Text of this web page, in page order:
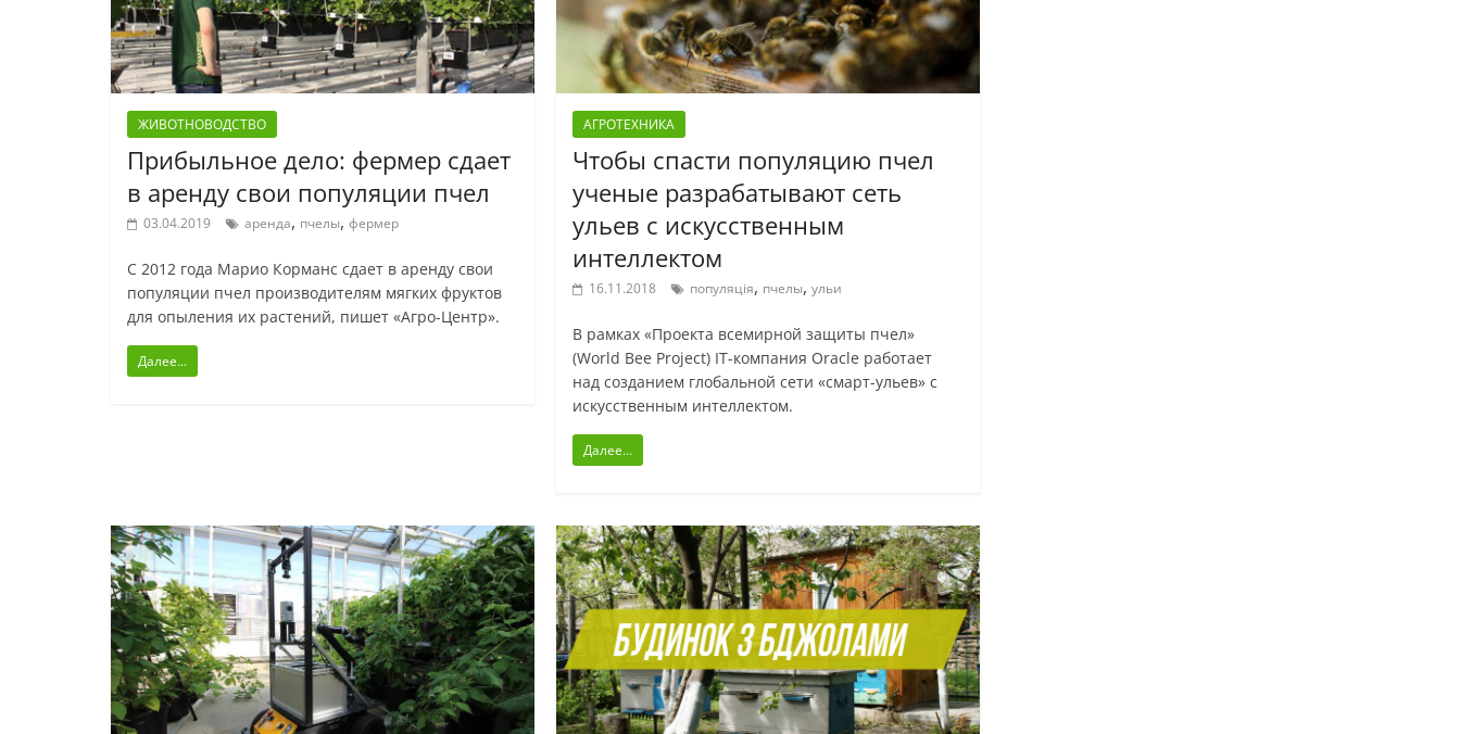
ЖИВОТНОВОДСТВО
Прибыльное дело: фермер сдает
в аренду свои популяции пчел
03.04.2019 аренда, пчелы, фермер
С 2012 года Марио Корманс сдает в аренду свои
популяции пчел производителям мягких фруктов
для опыления их растений, пишет «Агро-Центр».
Далее...
АГРОТЕХНИКА
Чтобы спасти популяцию пчел
ученые разрабатывают сеть
ульев с искусственным
интеллектом
16.11.2018 популяція, пчелы,ульи
В рамках «Проекта всемирной защиты пчел»
(World Bee Project) IT-компания Oracle работает
над созданием глобальной сети «смарт-ульев» с
искусственным интеллектом.
Далее...